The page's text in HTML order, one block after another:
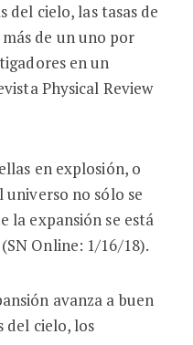
del cielo, las tasas de
de un uno por
en un
Physical Review
en explosión, o
universo no sólo se
la expansión se está
Online: 1/16/18).
avanza a buen
cielo, los